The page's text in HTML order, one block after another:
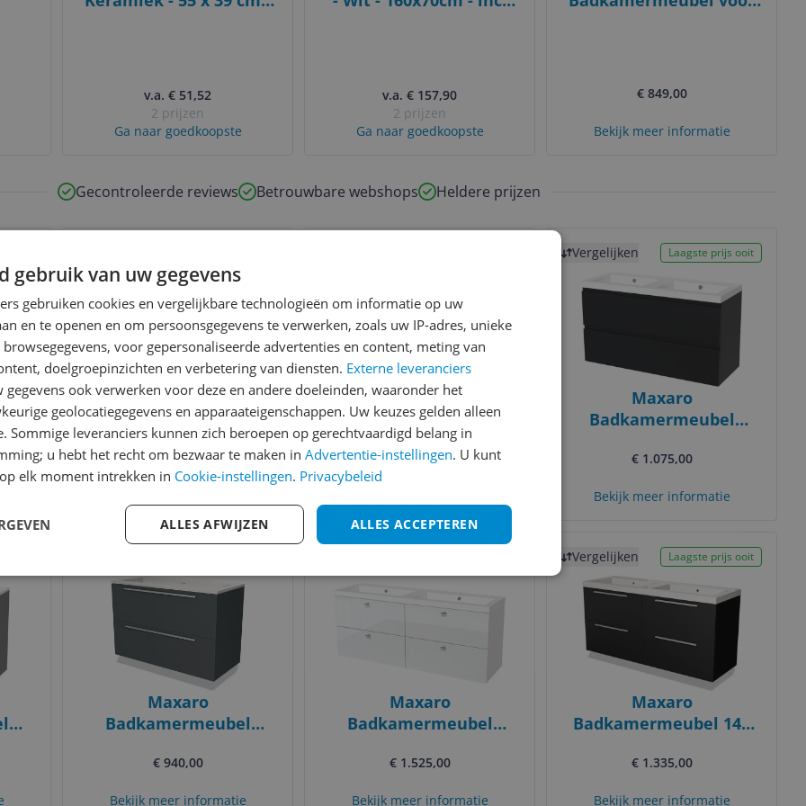
v.a. € 51,52
2 prijzen
Ga naar goedkoopste
v.a. € 157,90
2 prijzen
Ga naar goedkoopste
€ 849,00
Bekijk meer informatie
Gecontroleerde reviews Betrouwbare webshops Heldere prijzen
-
Viking Choice Huisbed
huisje - kinderbed - wit -
200 x 90 cm
v.a. € 183,90
2 prijzen
GROHE Euro sifonkap
voor wastafel -
Keramiek - Wit
€ 61,14
Vergelijken Laagste prijs ooit
Maxaro
Badkamermeubel
Zwart 2 lades Greeploos
Mineraalmarmer
€ 1.075,00
Bekijk meer informatie
Bekijk product
Maxaro
Badkamermeubel
Donkergrijs 2 Lades Vlak
€ 940,00
Bekijk meer informatie
Bekijk product
Maxaro
Badkamermeubel
Hoogglans Wit 4 Lades
€ 1.525,00
Bekijk meer informatie
Bekijk product
Vergelijken Laagste prijs ooit
Maxaro
Badkamermeubel 140
Lades Vlak Wastafel
€ 1.335,00
Bekijk meer informatie
gebruik van uw gegevens
gebruiken cookies en vergelijkbare technologieën om informatie op uw
en te openen en om persoonsgegevens te verwerken, zoals uw IP-adres, unieke
voor gepersonaliseerde advertenties en content, meting van
doelgroepinzichten en verbetering van diensten. Externe leveranciers
gegevens ook verwerken voor deze en andere doeleinden, waaronder het
geolocatiegegevens en apparaateigenschappen. Uw keuzes gelden alleen
Sommige leveranciers kunnen zich beroepen op gerechtvaardigd belang in
u hebt het recht om bezwaar te maken in Advertentie-instellingen. U kunt
elk moment intrekken in Cookie-instellingen. Privacybeleid
ALLES ACCEPTEREN
ALLES AFWIJZEN